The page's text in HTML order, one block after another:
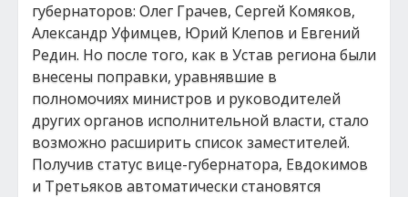
губернаторов: Олег Грачев, Сергей Комяков,
Александр Уфимцев, Юрий Клепов и Евгений
Редин. Но после того, как в Устав региона были
внесены поправки, уравнявшие в
полномочиях министров и руководителей
других органов исполнительной власти, стало
возможно расширить список заместителей.
Получив статус вице-губернатора, Евдокимов
и Третьяков автоматически становятся